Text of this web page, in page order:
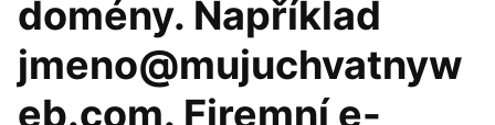
domény. Například
jmeno@mujuchvatnyw
eb.com. Firemní e-